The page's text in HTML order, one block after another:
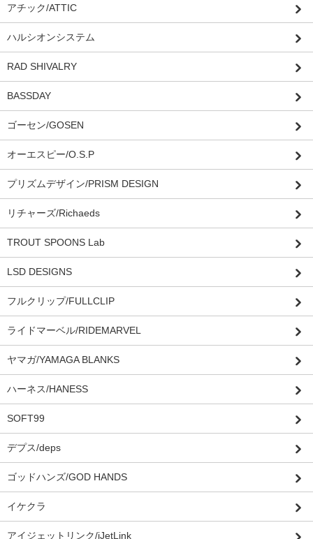
アチック/ATTIC
ハルシオンシステム
RAD SHIVALRY
BASSDAY
ゴーセン/GOSEN
オーエスピー/O.S.P
プリズムデザイン/PRISM DESIGN
リチャーズ/Richaeds
TROUT SPOONS Lab
LSD DESIGNS
フルクリップ/FULLCLIP
ライドマーベル/RIDEMARVEL
ヤマガ/YAMAGA BLANKS
ハーネス/HANESS
SOFT99
デプス/deps
ゴッドハンズ/GOD HANDS
イケクラ
アイジェットリンク/iJetLink